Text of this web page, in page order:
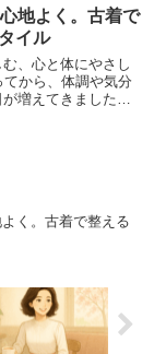
地よく。古着で
イル
、心と体にやさし
から、体調や気分
増えてきましたよ
く。古着で整える